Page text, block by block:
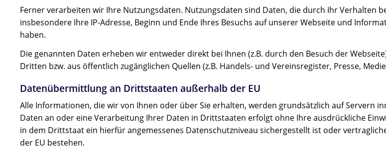
Ferner verarbeiten wir Ihre Nutzungsdaten. Nutzungsdaten sind Daten, die durch Ihr Verhalten
insbesondere Ihre IP-Adresse, Beginn und Ende Ihres Besuchs auf unserer Webseite und
haben.
Die genannten Daten erheben wir entweder direkt bei Ihnen (z.B. durch den Besuch der
Dritten bzw. aus öffentlich zugänglichen Quellen (z.B. Handels- und Vereinsregister, Presse,
Datenübermittlung an Drittstaaten außerhalb der EU
Alle Informationen, die wir von Ihnen oder über Sie erhalten, werden grundsätzlich auf Servern
Daten an oder eine Verarbeitung Ihrer Daten in Drittstaaten erfolgt ohne Ihre ausdrückliche
in dem Drittstaat ein hierfür angemessenes Datenschutzniveau sichergestellt ist oder
der EU bestehen.